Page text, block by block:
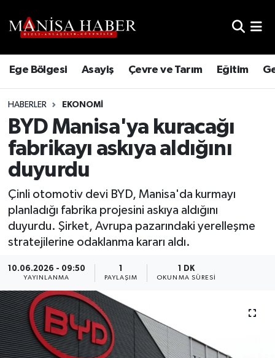
Ege Bölgesi Asayiş Çevre ve Tarım Eğitim
HABERLER EKONOMI
BYD Manisa'ya kuracağı
fabrikayı askıya aldığını
duyurdu
Çinli otomotiv devi BYD, Manisa'da kurmayı
planladığı fabrika projesini askıya aldığını
duyurdu. Şirket, Avrupa pazarındaki yerelleşme
stratejilerine odaklanma kararı aldı.
10.06.2026 - 09:50
YAYINLANMA
1
PAYLAŞIM
1 DK
OKUNMA SÜRESI
Trafik Durumu
Süper Lig Puan Durumu ve Fikstür
Tüm Manşetler
Son Dakika Haberleri